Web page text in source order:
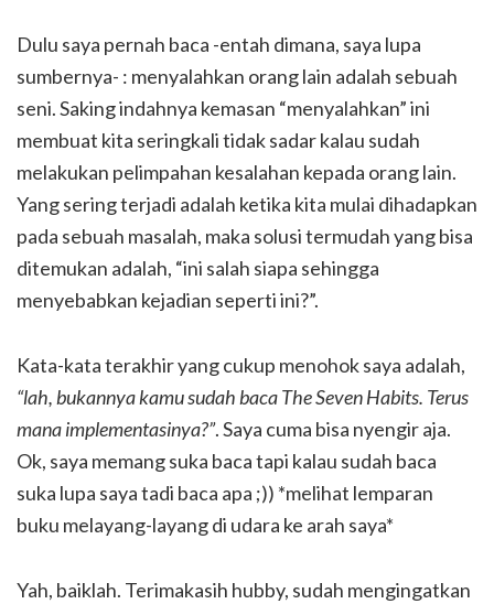
Dulu saya pernah baca -entah dimana, saya lupa
sumbernya- : menyalahkan orang lain adalah sebuah
seni. Saking indahnya kemasan “menyalahkan” ini
membuat kita seringkali tidak sadar kalau sudah
melakukan pelimpahan kesalahan kepada orang lain.
Yang sering terjadi adalah ketika kita mulai dihadapkan
pada sebuah masalah, maka solusi termudah yang bisa
ditemukan adalah, “ini salah siapa sehingga
menyebabkan kejadian seperti ini?”.
Kata-kata terakhir yang cukup menohok saya adalah,
“lah, bukannya kamu sudah baca The Seven Habits. Terus
mana implementasinya?”. Saya cuma bisa nyengir aja.
Ok, saya memang suka baca tapi kalau sudah baca
suka lupa saya tadi baca apa ;)) *melihat lemparan
buku melayang-layang di udara ke arah saya*
Yah, baiklah. Terimakasih hubby, sudah mengingatkan